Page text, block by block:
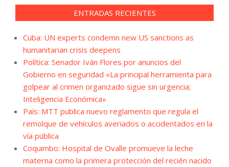
ENTRADAS RECIENTES
Cuba: UN experts condemn new US sanctions as
humanitarian crisis deepens
Política: Senador Iván Flores por anuncios del
Gobierno en seguridad «La principal herramienta para
golpear al crimen organizado sigue sin urgencia;
Inteligencia Económica»
País: MTT publica nuevo reglamento que regula el
remolque de vehículos averiados o accidentados en la
vía pública
Coquimbo: Hospital de Ovalle promueve la leche
materna como la primera protección del recién nacido